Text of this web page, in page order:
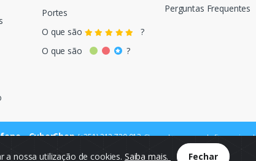
Portes
O que são
?
O que são
?
Perguntas Frequentes
- CyberShop (+351) 212 720 013 Chamada para a rede fixa nacional
a nossa utilização de cookies. Saiba mais. Fechar